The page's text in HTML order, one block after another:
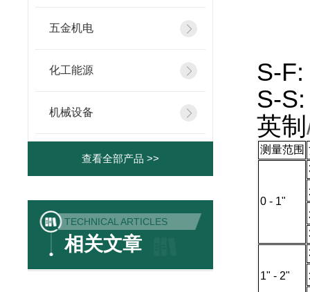
五金机电
化工能源
机械设备
查看全部产品 >>
TECHNICAL ARTICLES
相关文章
S-
S-
英制
测量范围
0 - 1"
1" - 2"